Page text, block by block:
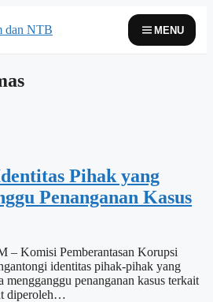
MENU
Pihak yang
Penanganan Kasus
Komisi Pemberantasan Korupsi
identitas pihak-pihak yang
mengganggu penanganan kasus terkait
diperoleh…